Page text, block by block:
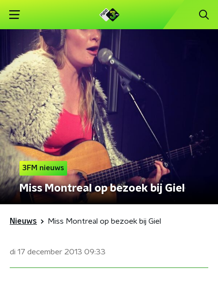
3FM nieuws
Miss Montreal op bezoek bij Giel
Nieuws Miss Montreal op bezoek bij Giel
di 17 december 2013 09:33